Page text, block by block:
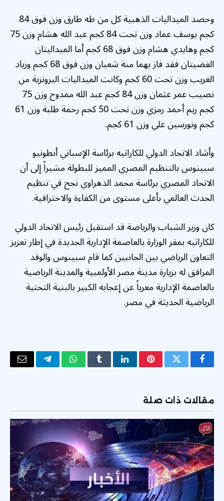
وحصد الميداليات الذهبية كل من طه طارق وزن فوق 84
كجم يوسف عماد وزن تحت 84 كجم عبد الله هشام وزن 75
كجم وهايدي هشام وزن فوق 68 كجم أما الميداليتان
الفضيتان فقد فاز بهما منة شعبان وزن فوق 68 كجم وزياد
الغريب وزن تحت 60 كجم وكانت الميداليات البرونزية من
نصيب عمر عثمان وزن 84 كجم عبد الله ممدوح وزن 75
كجم ريم أحمد رمزي وزن تحت 50 كجم رحمة طلبة وزن 61
كجم ونورسين علي وزن 61 كجم.
وأشاد الاتحاد الدولي للكاراتيه برئاسة الإسباني أنطونيو
سبينوس بالتنظيم المصري المميز للبطولة مشيراً إلى أن
الاتحاد المصري برئاسة محمد الدهراوي نجح في تنظيم
الحدث العالمي بأعلى مستوى من الكفاءة والاحترافية.
كان وزير الشباب والرياضة قد استقبل رئيس الاتحاد الدولي
للكاراتيه بمقر الوزارة بالعاصمة الإدارية الجديدة في إطار تعزيز
التعاون الرياضي بين الجانبين كما قام سبينوس والوفد
المرافق له بزيارة مدينة مصر الأولمبية والمدينة الرياضية
بالعاصمة الإدارية معرباً عن إعجابه الكبير بالبنية التحتية
الرياضية الحديثة في مصر.
فيسبوكتويتر بينتيريستلينكدإنTumblrواتسابتيلقرامالبريد
مقالات ذات صلة